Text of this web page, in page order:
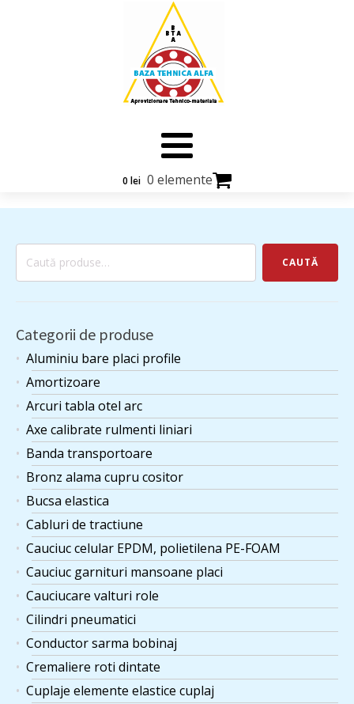
0 lei 0 elemente
Caută
CAUTĂ
Categorii de produse
Aluminiu bare placi profile
Amortizoare
Arcuri tabla otel arc
Axe calibrate rulmenti liniari
Banda transportoare
Bronz alama cupru cositor
Bucsa elastica
Cabluri de tractiune
Cauciuc celular EPDM, polietilena PE-FOAM
Cauciuc garnituri mansoane placi
Cauciucare valturi role
Cilindri pneumatici
Conductor sarma bobinaj
Cremaliere roti dintate
Cuplaje elemente elastice cuplaj